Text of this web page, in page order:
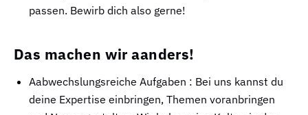
passen. Bewirb dich also gerne!
Das machen wir aanders!
Aabwechslungsreiche Aufgaben : Bei uns kannst du
deine Expertise einbringen, Themen voranbringen